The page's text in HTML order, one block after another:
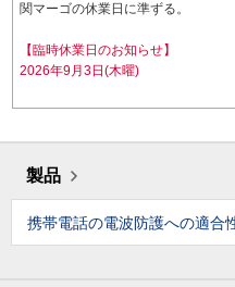
関マーゴの休業日に準ずる。
【臨時休業日のお知らせ】
2026年9月3日(木曜)
製品
携帯電話の電波防護への適合